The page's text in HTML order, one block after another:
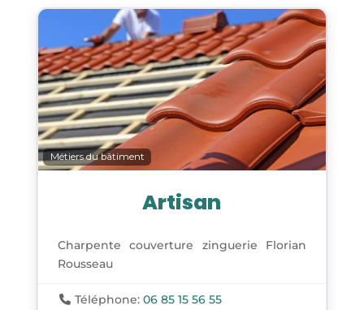
Métiers du bâtiment
Artisan
Charpente couverture zinguerie Florian
Rousseau
Téléphone:06 85 15 56 55